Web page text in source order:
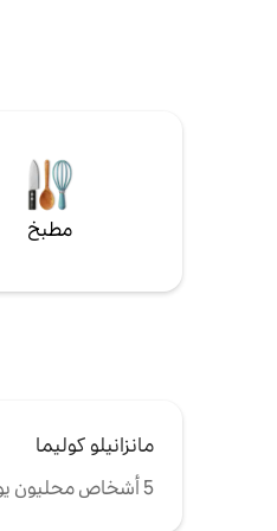
مطبخ
مانزانيلو كوليما
5 أشخاص محليون يوصون بهذا